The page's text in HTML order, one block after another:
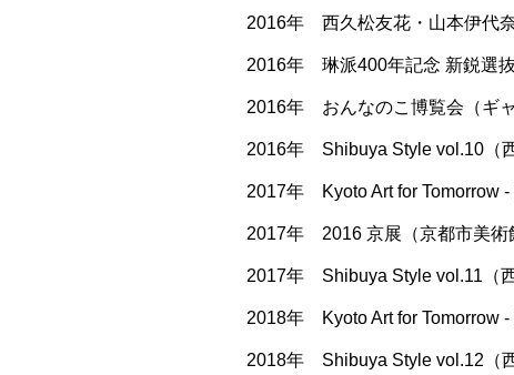
2016年 西久松友花・山本伊代
2016年 琳派400年記念 新鋭選
2016年 おんなのこ博覧会（ギャ
2016年 Shibuya Style vol.10（西
2017年 Kyoto Art for Tomorrow -
2017年 2016 京展（京都市美術
2017年 Shibuya Style vol.11（西
2018年 Kyoto Art for Tomorrow -
2018年 Shibuya Style vol.12（西